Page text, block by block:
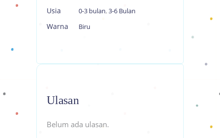
Usia 0-3 bulan, 3-6 Bulan
Warna Biru
Ulasan
Belum ada ulasan.